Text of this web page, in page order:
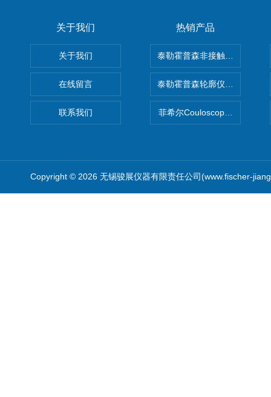
关于我们
关于我们
在线留言
联系我们
热销产品
泰勒霍普森非接触式轮廓仪
泰勒霍普森轮廓仪|TAYLOR
菲希尔Couloscope CMS2电
Copyright © 2026 无锡骏展仪器有限责任公司(www.fischer-